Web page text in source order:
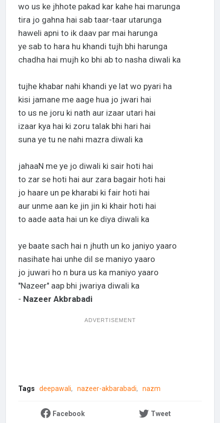
wo us ke jhhote pakad kar kahe hai marunga
tira jo gahna hai sab taar-taar utarunga
haweli apni to ik daav par mai harunga
ye sab to hara hu khandi tujh bhi harunga
chadha hai mujh ko bhi ab to nasha diwali ka
tujhe khabar nahi khandi ye lat wo pyari ha
kisi jamane me aage hua jo jwari hai
to us ne joru ki nath aur izaar utari hai
izaar kya hai ki zoru talak bhi hari hai
suna ye tu ne nahi mazra diwali ka
jahaaN me ye jo diwali ki sair hoti hai
to zar se hoti hai aur zara bagair hoti hai
jo haare un pe kharabi ki fair hoti hai
aur unme aan ke jin jin ki khair hoti hai
to aade aata hai un ke diya diwali ka
ye baate sach hai n jhuth un ko janiyo yaaro
nasihate hai unhe dil se maniyo yaaro
jo juwari ho n bura us ka maniyo yaaro
"Nazeer" aap bhi jwariya diwali ka
- Nazeer Akbrabadi
ADVERTISEMENT
Tags deepawali nazeer-akbarabadi nazm
Facebook Tweet